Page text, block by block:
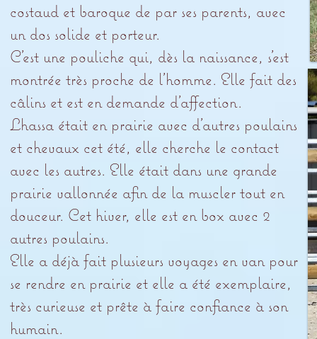
costaud et baroque de par ses parents, avec
un dos solide et porteur.
C’est une pouliche qui, dès la naissance, s’est
montrée très proche de l’homme. Elle fait des
câlins et est en demande d’affection.
Lhassa était en prairie avec d’autres poulains
et chevaux cet été, elle cherche le contact
avec les autres. Elle était dans une grande
prairie vallonnée afin de la muscler tout en
douceur. Cet hiver, elle est en box avec 2
autres poulains.
Elle a déjà fait plusieurs voyages en van pour
se rendre en prairie et elle a été exemplaire,
très curieuse et prête à faire confiance à son
humain.